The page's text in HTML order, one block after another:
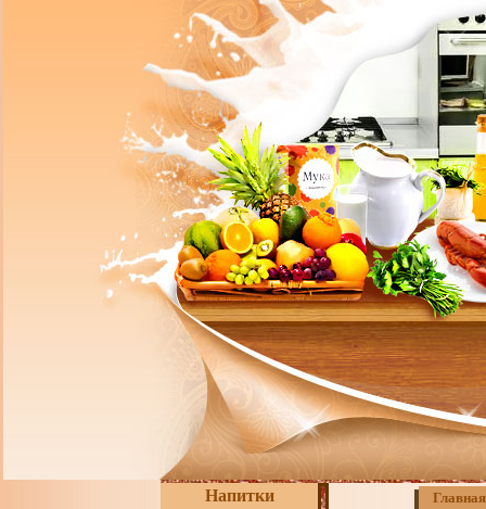
Напитки Главная